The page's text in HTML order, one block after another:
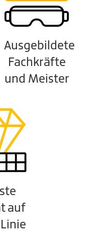
Ausgebildete
Fachkräfte
und Meister
auf